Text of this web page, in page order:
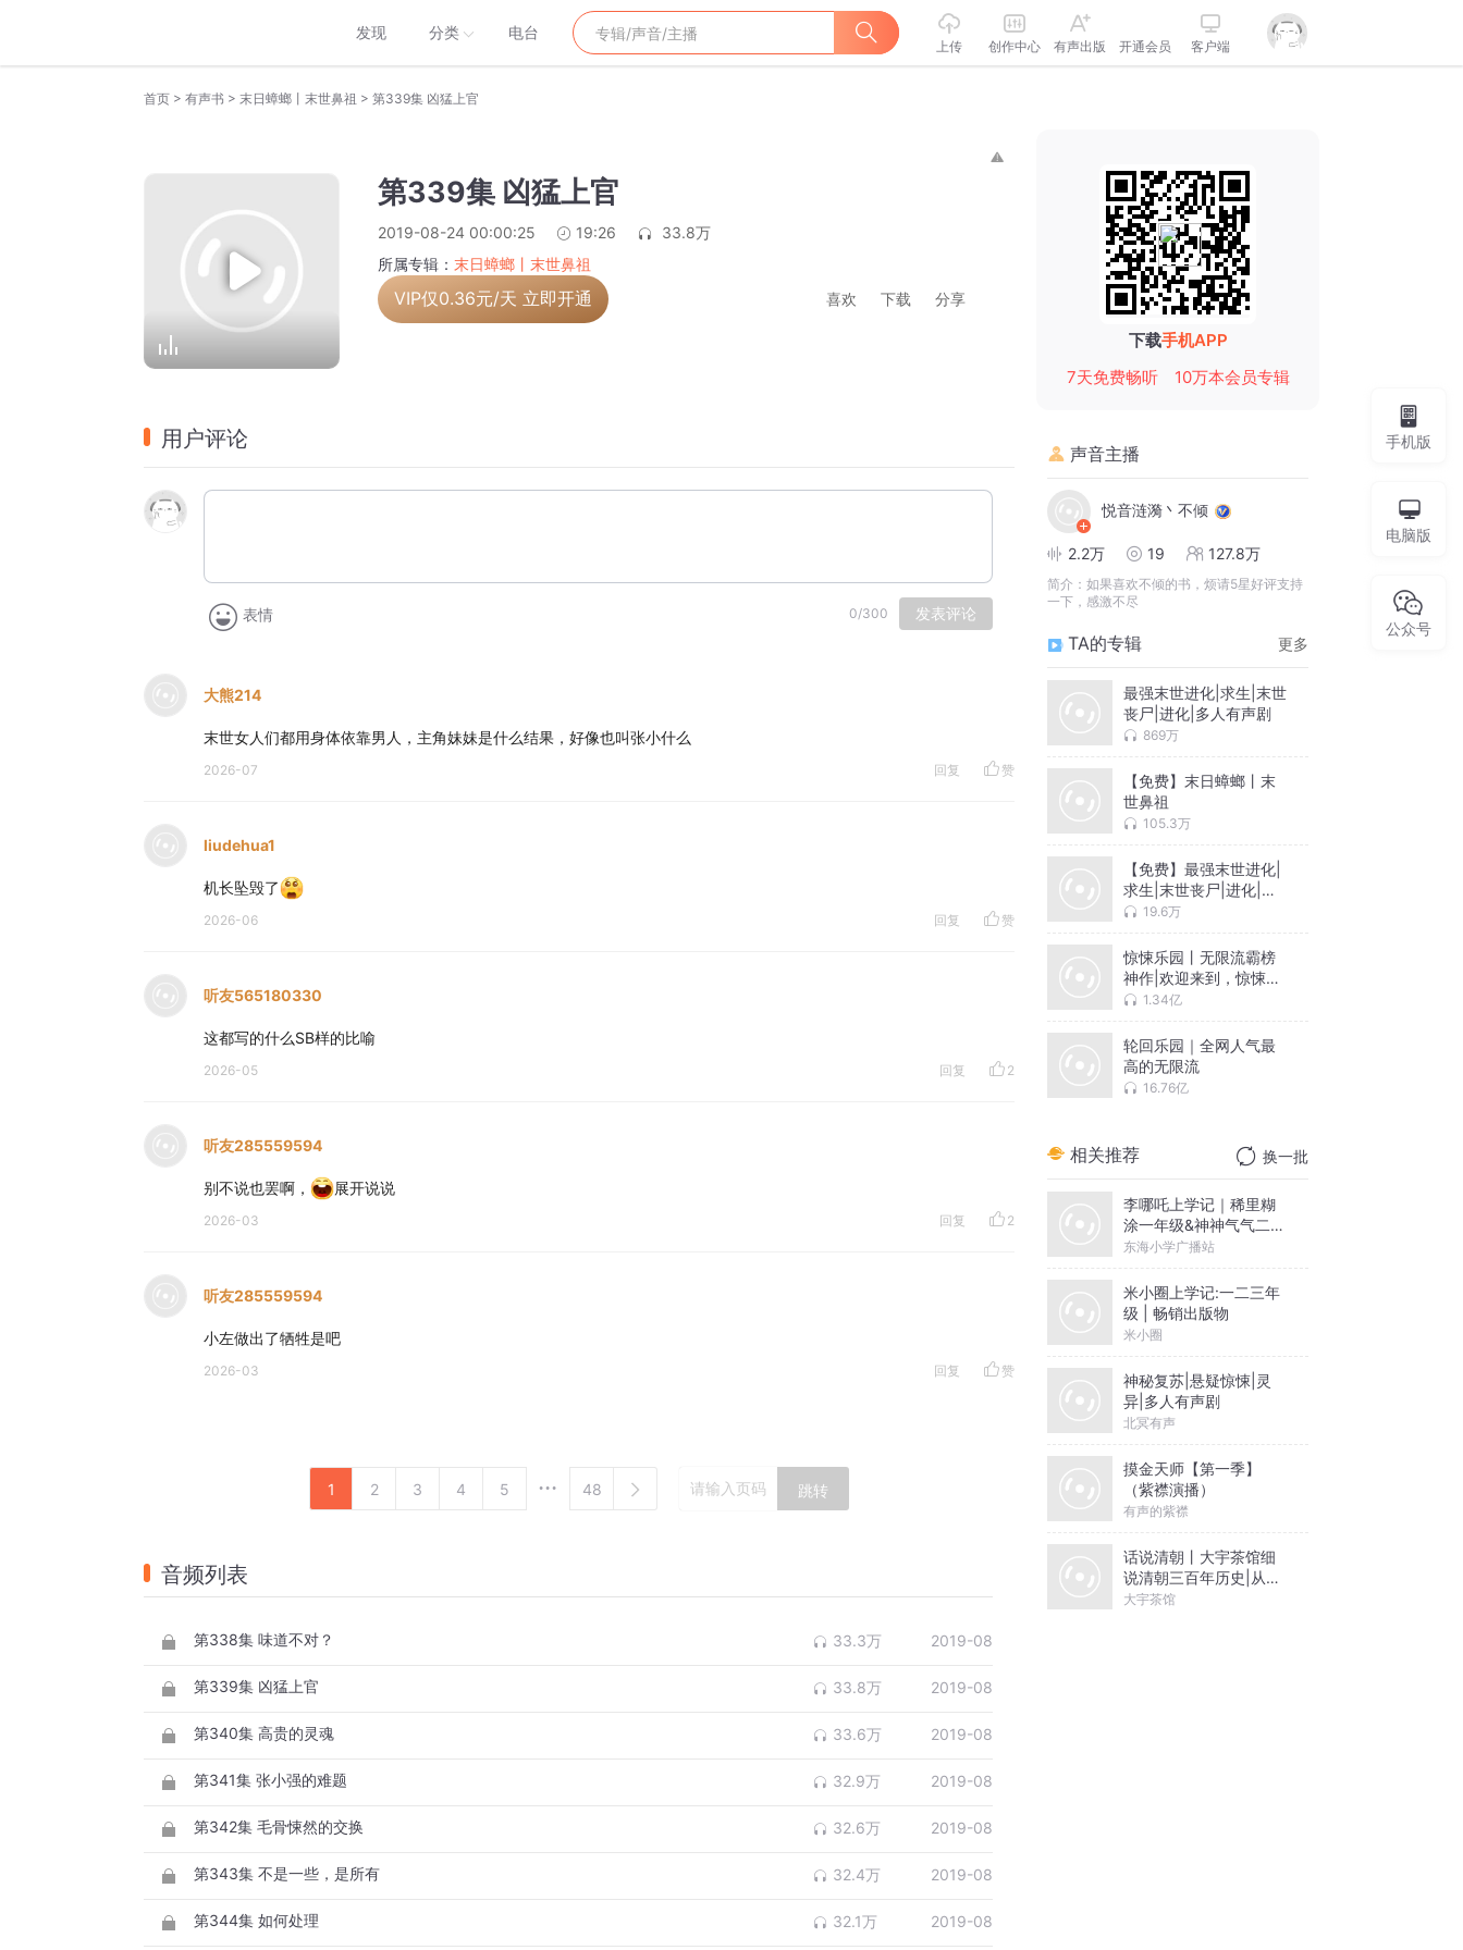
发现 分类 电台
上传 创作中心 有声出版 开通会员 客户端
首页 > 有声书 > 末日蟑螂丨末世鼻祖 > 第339集 凶猛上官
第339集 凶猛上官
2019-08-24 00:00:25 19:26
33.8万
所属专辑： 末日蟑螂丨末世鼻祖
VIP仅0.36元/天 立即开通 喜欢 下载 分享
用户评论
表情 0/300 发表评论
大熊214
末世女人们都用身体依靠男人，主角妹妹是什么结果，好像也叫张小什么
2026-07 回复 赞
liudehua1
机长坠毁了
2026-06 回复 赞
听友565180330
这都写的什么SB样的比喻
2026-05 回复 2
听友285559594
别不说也罢啊， 展开说说
2026-03 回复 2
听友285559594
小左做出了牺牲是吧
2026-03 回复 赞
1 2 3 4 5 48 跳转
音频列表
第338集 味道不对？ 33.3万 2019-08
第339集 凶猛上官 33.8万 2019-08
第340集 高贵的灵魂 33.6万 2019-08
第341集 张小强的难题 32.9万 2019-08
第342集 毛骨悚然的交换 32.6万 2019-08
第343集 不是一些，是所有 32.4万 2019-08
第344集 如何处理 32.1万 2019-08
下载手机APP
7天免费畅听
10万本会员专辑
声音主播
悦音涟漪丶不倾
2.2万 19 127.8万
简介： 如果喜欢不倾的书，烦请5星好评支持
一下，感激不尽
TA的专辑 更多
最强末世进化|求生|末世
丧尸|进化|多人有声剧
869万
【免费】末日蟑螂丨末
世鼻祖
105.3万
【免费】最强末世进化|
求生|末世丧尸|进化|多
人有声剧
19.6万
惊悚乐园丨无限流霸榜
神作|欢迎来到，惊悚乐
园|多人有声剧
1.34亿
轮回乐园｜全网人气最
高的无限流
16.76亿
相关推荐 换一批
李哪吒上学记｜稀里糊
涂一年级&神神气气二年
级
东海小学广播站
米小圈上学记:一二三年
级 | 畅销出版物
米小圈
神秘复苏|悬疑惊悚|灵
异|多人有声剧
北冥有声
摸金天师【第一季】
（紫襟演播）
有声的紫襟
话说清朝丨大宇茶馆细
说清朝三百年历史|从努
尔哈赤到末代皇帝溥仪|
大宇茶馆
手机版
电脑版
公众号